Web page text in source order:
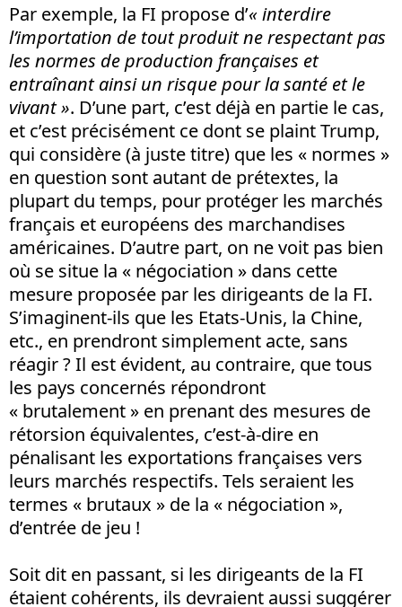
Par exemple, la FI propose d’« interdire
l’importation de tout produit ne respectant pas
les normes de production françaises et
entraînant ainsi un risque pour la santé et le
vivant ». D’une part, c’est déjà en partie le cas,
et c’est précisément ce dont se plaint Trump,
qui considère (à juste titre) que les « normes »
en question sont autant de prétextes, la
plupart du temps, pour protéger les marchés
français et européens des marchandises
américaines. D’autre part, on ne voit pas bien
où se situe la « négociation » dans cette
mesure proposée par les dirigeants de la FI.
S’imaginent-ils que les Etats-Unis, la Chine,
etc., en prendront simplement acte, sans
réagir ? Il est évident, au contraire, que tous
les pays concernés répondront
« brutalement » en prenant des mesures de
rétorsion équivalentes, c’est-à-dire en
pénalisant les exportations françaises vers
leurs marchés respectifs. Tels seraient les
termes « brutaux » de la « négociation »,
d’entrée de jeu !
Soit dit en passant, si les dirigeants de la FI
étaient cohérents, ils devraient aussi suggérer